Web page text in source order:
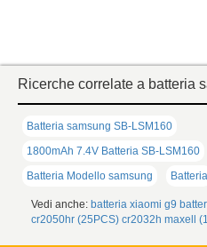
Ricerche correlate a batteria
Batteria samsung SB-LSM160
1800mAh 7.4V Batteria SB-LSM160
Batteria Modello samsung
Batteria
Vedi anche: batteria xiaomi g9
cr2050hr (25PCS) cr2032h maxell